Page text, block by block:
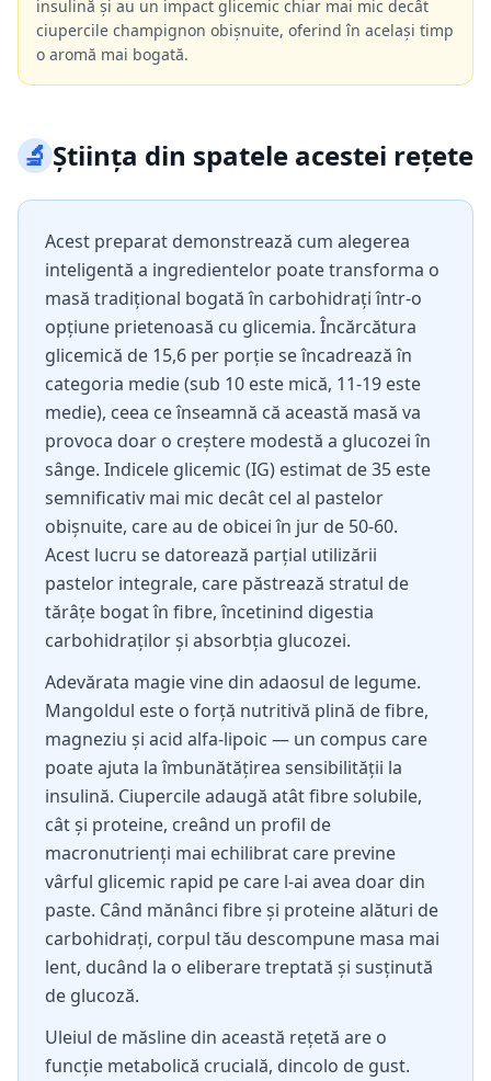
insulină și au un impact glicemic chiar mai mic decât
ciupercile champignon obișnuite, oferind în același timp
o aromă mai bogată.
🔬Știința din spatele acestei rețete
Acest preparat demonstrează cum alegerea
inteligentă a ingredientelor poate transforma o
masă tradițional bogată în carbohidrați într-o
opțiune prietenoasă cu glicemia. Încărcătura
glicemică de 15,6 per porție se încadrează în
categoria medie (sub 10 este mică, 11-19 este
medie), ceea ce înseamnă că această masă va
provoca doar o creștere modestă a glucozei în
sânge. Indicele glicemic (IG) estimat de 35 este
semnificativ mai mic decât cel al pastelor
obișnuite, care au de obicei în jur de 50-60.
Acest lucru se datorează parțial utilizării
pastelor integrale, care păstrează stratul de
tărâțe bogat în fibre, încetinind digestia
carbohidraților și absorbția glucozei.
Adevărata magie vine din adaosul de legume.
Mangoldul este o forță nutritivă plină de fibre,
magneziu și acid alfa-lipoic — un compus care
poate ajuta la îmbunătățirea sensibilității la
insulină. Ciupercile adaugă atât fibre solubile,
cât și proteine, creând un profil de
macronutrienți mai echilibrat care previne
vârful glicemic rapid pe care l-ai avea doar din
paste. Când mănânci fibre și proteine alături de
carbohidrați, corpul tău descompune masa mai
lent, ducând la o eliberare treptată și susținută
de glucoză.
Uleiul de măsline din această rețetă are o
funcție metabolică crucială, dincolo de gust.